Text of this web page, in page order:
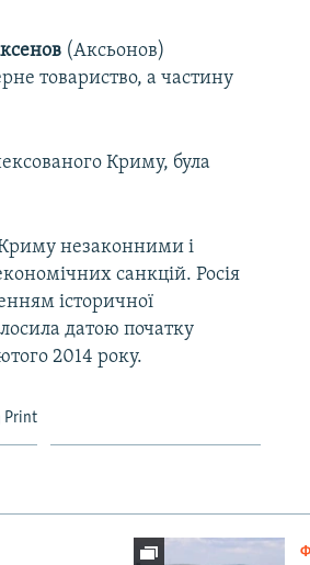
(Аксьонов)
товариство, а частину
Криму, була
Криму незаконними і
санкцій. Росія
історичної
датою початку
2014 року.
Print